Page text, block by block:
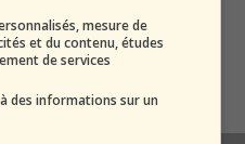
: descente de police
au domicile du
14 août 2025
mesure de
et du contenu, études
de services
des informations sur un